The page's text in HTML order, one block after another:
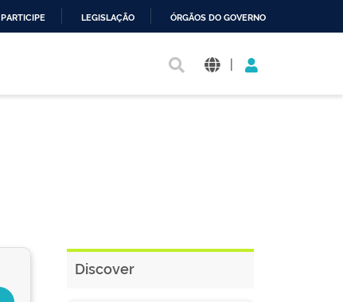
PARTICIPE LEGISLAÇÃO ÓRGÃOS DO GOVERNO
|
Discover